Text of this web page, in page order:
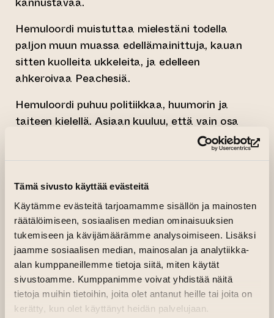
Tämä sivusto käyttää evästeitä
Käytämme evästeitä tarjoamamme sisällön ja mainosten
räätälöimiseen, sosiaalisen median ominaisuuksien
tukemiseen ja kävijämäärämme analysoimiseen. Lisäksi
jaamme sosiaalisen median, mainosalan ja analytiikka-
alan kumppaneillemme tietoja siitä, miten käytät
sivustoamme. Kumppanimme voivat yhdistää näitä
tietoja muihin tietoihin, joita olet antanut heille tai joita on
kerätty, kun olet käyttänyt heidän palvelujaan.
Hemuloordi muistuttaa mielestäni todella
paljon muun muassa edellämainittuja, kauan
sitten kuolleita ukkeleita, ja edelleen
ahkeroivaa Peachesiä.
Hemuloordi puhuu politiikkaa, huumorin ja
taiteen kielellä. Asiaan kuuluu, että vain osa
hänen huumoristaan on hauskaa. Huumori on
Puolustukseen sitä tarvitaan, sillä kun ihminen
ottaa huumorin avulla etäisyyttä yhtäältä
itseensä ja toisaalta ympäröivän maailman
typeryyksiin ja kauheuksiin, hän vapautuu — ei
kokonaan, mutta tulee vapaammaksi kuitenkin
— ja voi aktivoitua toimimaan muutoksen
puolesta. Huumorin ansiosta hän voi toimia
rennosti, mutta päättäväisesti, ottamatta